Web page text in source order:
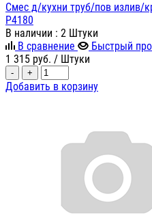
Смес д/кухни труб/пов излив/
P4180
В наличии : 2 Штуки
В сравнение
Быстрый
1 315 руб. / Штуки
- +
Добавить в корзину